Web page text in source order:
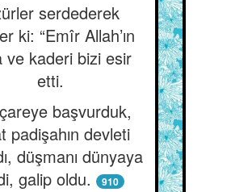
serdederek
ki: “Emîr Allah’ın
ve kaderi bizi esir
etti.
başvurduk,
padişahın devleti
düşmanı dünyaya
galip oldu.
910